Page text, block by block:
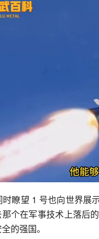
时瞭望 1 号也向世界展
个在军事技术上落后
的强国。